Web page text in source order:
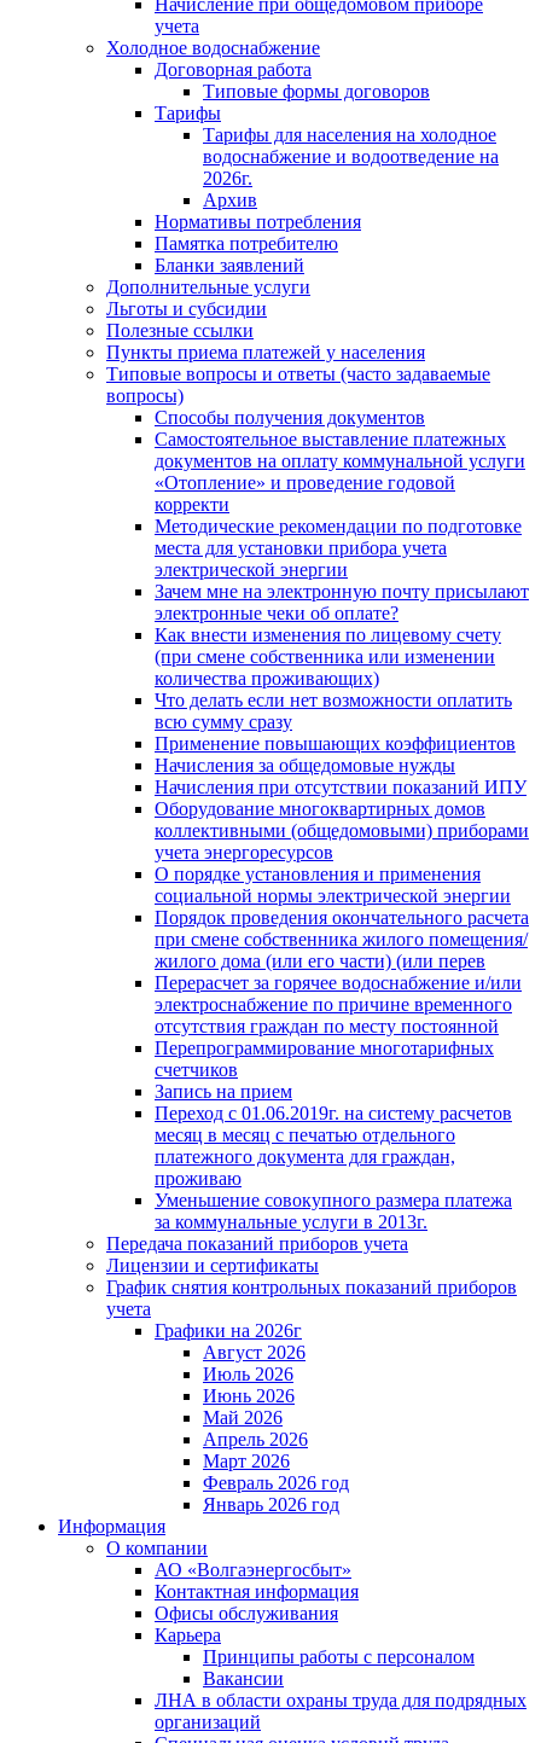
Начисление при общедомовом приборе
учета
Холодное водоснабжение
Договорная работа
Типовые формы договоров
Тарифы
Тарифы для населения на холодное
водоснабжение и водоотведение на
2026г.
Архив
Нормативы потребления
Памятка потребителю
Бланки заявлений
Дополнительные услуги
Льготы и субсидии
Полезные ссылки
Пункты приема платежей у населения
Типовые вопросы и ответы (часто задаваемые
вопросы)
Способы получения документов
Самостоятельное выставление платежных
документов на оплату коммунальной услуги
«Отопление» и проведение годовой
корректи
Методические рекомендации по подготовке
места для установки прибора учета
электрической энергии
Зачем мне на электронную почту присылают
электронные чеки об оплате?
Как внести изменения по лицевому счету
(при смене собственника или изменении
количества проживающих)
Что делать если нет возможности оплатить
всю сумму сразу
Применение повышающих коэффициентов
Начисления за общедомовые нужды
Начисления при отсутствии показаний ИПУ
Оборудование многоквартирных домов
коллективными (общедомовыми) приборами
учета энергоресурсов
О порядке установления и применения
социальной нормы электрической энергии
Порядок проведения окончательного расчета
при смене собственника жилого помещения/
жилого дома (или его части) (или перев
Перерасчет за горячее водоснабжение и/или
электроснабжение по причине временного
отсутствия граждан по месту постоянной
Перепрограммирование многотарифных
счетчиков
Запись на прием
Переход с 01.06.2019г. на систему расчетов
месяц в месяц с печатью отдельного
платежного документа для граждан,
проживаю
Уменьшение совокупного размера платежа
за коммунальные услуги в 2013г.
Передача показаний приборов учета
Лицензии и сертификаты
График снятия контрольных показаний приборов
учета
Графики на 2026г
Август 2026
Июль 2026
Июнь 2026
Май 2026
Апрель 2026
Март 2026
Февраль 2026 год
Январь 2026 год
Информация
О компании
АО «Волгаэнергосбыт»
Контактная информация
Офисы обслуживания
Карьера
Принципы работы с персоналом
Вакансии
ЛНА в области охраны труда для подрядных
организаций